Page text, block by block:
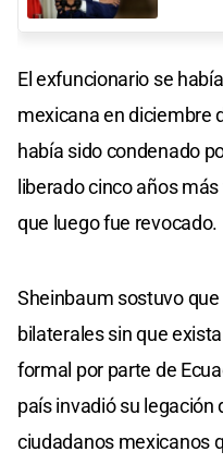
El exfuncionario se
mexicana en diciembre
había sido condenado
liberado cinco años
que luego fue revocado.
Sheinbaum sostuvo
bilaterales sin que
formal por parte de
país invadió su legación
ciudadanos mexicanos